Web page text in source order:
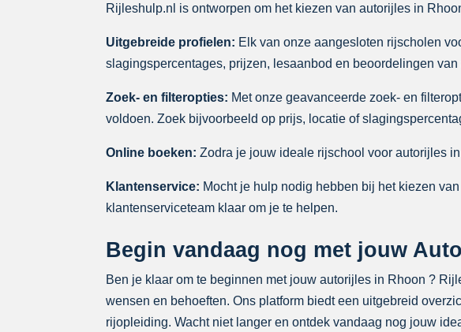
Rijleshulp.nl is ontworpen om het kiezen van autorijles in
Uitgebreide profielen: Elk van onze aangesloten rijscholen
slagingspercentages, prijzen, lesaanbod en beoordelingen
Zoek- en filteropties: Met onze geavanceerde zoek- en
voldoen. Zoek bijvoorbeeld op prijs, locatie of
Online boeken: Zodra je jouw ideale rijschool voor autorijles
Klantenservice: Mocht je hulp nodig hebben bij het kiezen
klantenserviceteam klaar om je te helpen.
Begin vandaag nog met jouw
Ben je klaar om te beginnen met jouw autorijles in Rhoon ?
wensen en behoeften. Ons platform biedt een uitgebreid
rijopleiding. Wacht niet langer en ontdek vandaag nog jouw